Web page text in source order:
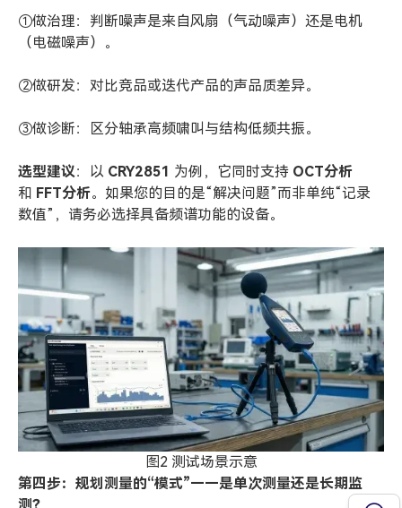
①做治理：判断噪声是来自风扇（气动噪声）还是电机
（电磁噪声）。
②做研发：对比竞品或迭代产品的声品质差异。
③做诊断：区分轴承高频啸叫与结构低频共振。
选型建议：以 CRY2851 为例，它同时支持 OCT分析
和 FFT分析。如果您的目的是“解决问题”而非单纯“记录
数值”，请务必选择具备频谱功能的设备。
图2 测试场景示意
第四步：规划测量的“模式”——是单次测量还是长期监